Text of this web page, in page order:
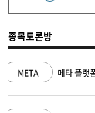
종목토론방
NVDA 엔비디